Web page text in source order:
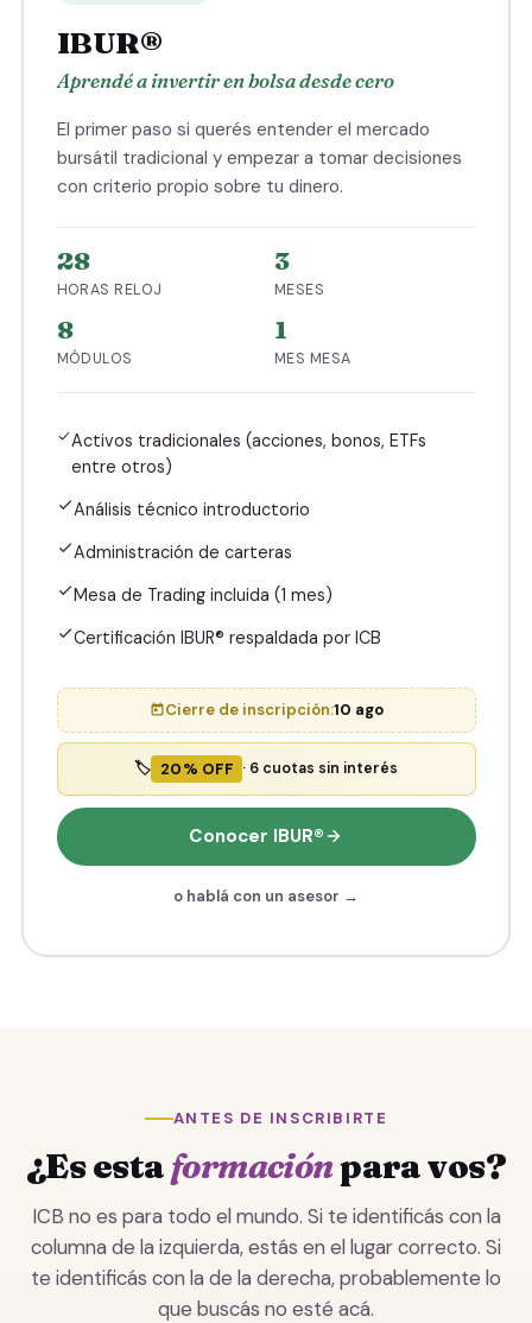
IBUR®
Aprendé a invertir en bolsa desde cero
El primer paso si querés entender el mercado
bursátil tradicional y empezar a tomar decisiones
con criterio propio sobre tu dinero.
28
HORAS RELOJ
3
MESES
8
MÓDULOS
1
MES MESA
Activos tradicionales (acciones, bonos, ETFs
entre otros)
Análisis técnico introductorio
Administración de carteras
Mesa de Trading incluida (1 mes)
Certificación IBUR® respaldada por ICB
Cierre de inscripción:10 ago
🏷️ 20% OFF · 6 cuotas sin interés
Conocer IBUR®
o hablá con un asesor →
ANTES DE INSCRIBIRTE
¿Es estaformaciónpara vos?
ICB no es para todo el mundo. Si te identificás con la
columna de la izquierda, estás en el lugar correcto. Si
te identificás con la de la derecha, probablemente lo
que buscás no esté acá.